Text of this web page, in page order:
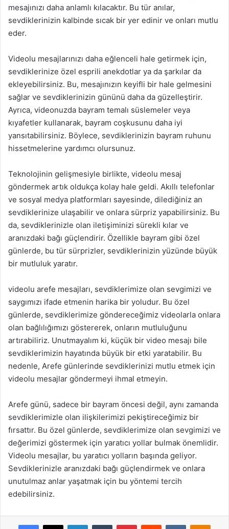
mesajınızı daha anlamlı kılacaktır. Bu tür anılar,
sevdiklerinizin kalbinde sıcak bir yer edinir ve onları mutlu
eder.
Videolu mesajlarınızı daha eğlenceli hale getirmek için,
sevdiklerinize özel esprili anekdotlar ya da şarkılar da
ekleyebilirsiniz. Bu, mesajınızın keyifli bir hale gelmesini
sağlar ve sevdiklerinizin gününü daha da güzelleştirir.
Ayrıca, videonuzda bayram temalı süslemeler veya
kıyafetler kullanarak, bayram coşkusunu daha iyi
yansıtabilirsiniz. Böylece, sevdiklerinizin bayram ruhunu
hissetmelerine yardımcı olursunuz.
Teknolojinin gelişmesiyle birlikte, videolu mesaj
göndermek artık oldukça kolay hale geldi. Akıllı telefonlar
ve sosyal medya platformları sayesinde, dilediğiniz an
sevdiklerinize ulaşabilir ve onlara sürpriz yapabilirsiniz. Bu
da, sevdiklerinizle olan iletişiminizi sürekli kılar ve
aranızdaki bağı güçlendirir. Özellikle bayram gibi özel
günlerde, bu tür sürprizler, sevdiklerinizin yüzünde büyük
bir mutluluk yaratır.
videolu arefe mesajları, sevdiklerimize olan sevgimizi ve
saygımızı ifade etmenin harika bir yoludur. Bu özel
günlerde, sevdiklerimize göndereceğimiz videolarla onlara
olan bağlılığımızı göstererek, onların mutluluğunu
artırabiliriz. Unutmayalım ki, küçük bir video mesajı bile
sevdiklerimizin hayatında büyük bir etki yaratabilir. Bu
nedenle, Arefe günlerinde sevdiklerinizi mutlu etmek için
videolu mesajlar göndermeyi ihmal etmeyin.
Arefe günü, sadece bir bayram öncesi değil, aynı zamanda
sevdiklerimizle olan ilişkilerimizi pekiştireceğimiz bir
fırsattır. Bu özel günlerde, sevdiklerimize olan sevgimizi ve
değerimizi göstermek için yaratıcı yollar bulmak önemlidir.
Videolu mesajlar, bu yaratıcı yolların başında geliyor.
Sevdiklerinizle aranızdaki bağı güçlendirmek ve onlara
unutulmaz anlar yaşatmak için bu yöntemi tercih
edebilirsiniz.
Facebook
X LinkedInTumblr PinterestReddit VKontakte